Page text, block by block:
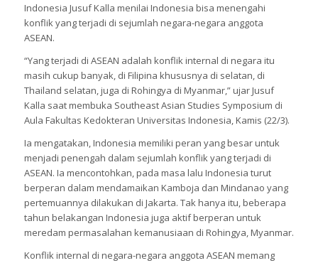
Indonesia Jusuf Kalla menilai Indonesia bisa menengahi
konflik yang terjadi di sejumlah negara-negara anggota
ASEAN.
“Yang terjadi di ASEAN adalah konflik internal di negara itu
masih cukup banyak, di Filipina khususnya di selatan, di
Thailand selatan, juga di Rohingya di Myanmar,” ujar Jusuf
Kalla saat membuka Southeast Asian Studies Symposium di
Aula Fakultas Kedokteran Universitas Indonesia, Kamis (22/3).
Ia mengatakan, Indonesia memiliki peran yang besar untuk
menjadi penengah dalam sejumlah konflik yang terjadi di
ASEAN. Ia mencontohkan, pada masa lalu Indonesia turut
berperan dalam mendamaikan Kamboja dan Mindanao yang
pertemuannya dilakukan di Jakarta. Tak hanya itu, beberapa
tahun belakangan Indonesia juga aktif berperan untuk
meredam permasalahan kemanusiaan di Rohingya, Myanmar.
Konflik internal di negara-negara anggota ASEAN memang